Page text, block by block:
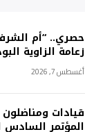
حصري.. “أم
زعامة الزاوية
أغسطس 7, 2026
قيادات
المؤتمر السادس